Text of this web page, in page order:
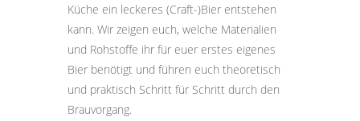
Küche ein leckeres (Craft-)Bier entstehen
kann. Wir zeigen euch, welche Materialien
und Rohstoffe ihr für euer erstes eigenes
Bier benötigt und führen euch theoretisch
und praktisch Schritt für Schritt durch den
Brauvorgang.